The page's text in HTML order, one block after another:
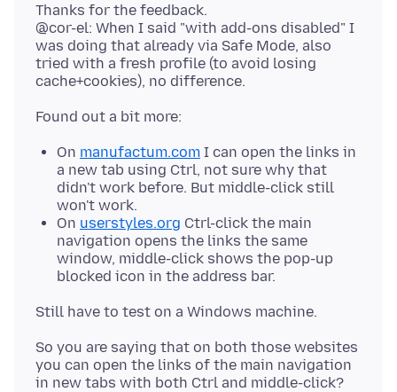
Thanks for the feedback.
@cor-el: When I said "with add-ons disabled" I
was doing that already via Safe Mode, also
tried with a fresh profile (to avoid losing
On manufactum.com I can open the links in
a new tab using Ctrl, not sure why that
didn't work before. But middle-click still
won't work.
On userstyles.org Ctrl-click the main
navigation opens the links the same
window, middle-click shows the pop-up
blocked icon in the address bar.
So you are saying that on both those websites
you can open the links of the main navigation
in new tabs with both Ctrl and middle-click?